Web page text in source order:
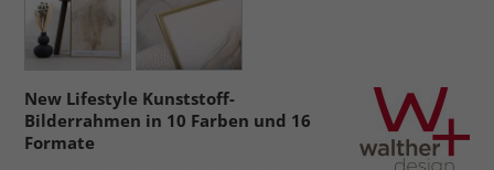
New Lifestyle Kunststoff-
Bilderrahmen in 10 Farben und 16
Formate